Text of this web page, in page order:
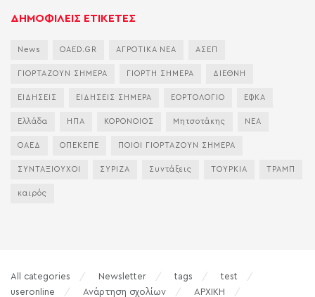
ΔΗΜΟΦΙΛΕΙΣ ΕΤΙΚΕΤΕΣ
News OAED.GR ΑΓΡΟΤΙΚΑ ΝΕΑ ΑΣΕΠ
ΓΙΟΡΤΑΖΟΥΝ ΣΗΜΕΡΑ ΓΙΟΡΤΗ ΣΗΜΕΡΑ ΔΙΕΘΝΗ
ΕΙΔΗΣΕΙΣ ΕΙΔΗΣΕΙΣ ΣΗΜΕΡΑ ΕΟΡΤΟΛΟΓΙΟ ΕΦΚΑ
Ελλάδα ΗΠΑ ΚΟΡΟΝΟΙΟΣ Μητσοτάκης ΝΕΑ
ΟΑΕΔ ΟΠΕΚΕΠΕ ΠΟΙΟΙ ΓΙΟΡΤΑΖΟΥΝ ΣΗΜΕΡΑ
ΣΥΝΤΑΞΙΟΥΧΟΙ ΣΥΡΙΖΑ Συντάξεις ΤΟΥΡΚΙΑ ΤΡΑΜΠ
καιρός
All categories Newsletter tags
test
useronline
Ανάρτηση σχολίων ΑΡΧΙΚΗ